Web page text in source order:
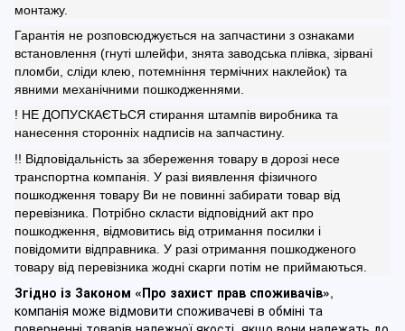
монтажу.
Гарантія не розповсюджується на запчастини з ознаками
встановлення (гнуті шлейфи, знята заводська плівка, зірвані
пломби, сліди клею, потемніння термічних наклейок) та
явними механічними пошкодженнями.
! НЕ ДОПУСКАЄТЬСЯ стирання штампів виробника та
нанесення сторонніх надписів на запчастину.
!! Відповідальність за збереження товару в дорозі несе
транспортна компанія. У разі виявлення фізичного
пошкодження товару Ви не повинні забирати товар від
перевізника. Потрібно скласти відповідний акт про
пошкодження, відмовитись від отримання посилки і
повідомити відправника. У разі отримання пошкодженого
товару від перевізника жодні скарги потім не приймаються.
Згідно із Законом «Про захист прав споживачів»,
компанія може відмовити споживачеві в обміні та